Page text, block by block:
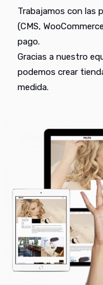
Trabajamos con las
(CMS,
pago.
Gracias a nuestro
podemos crear
medida.